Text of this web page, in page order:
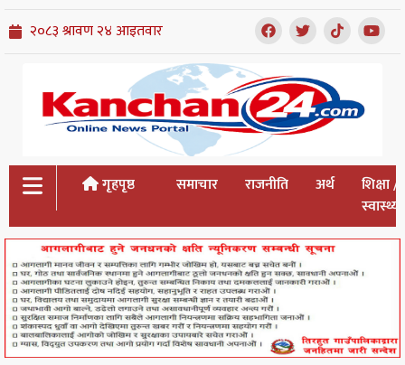
गृहपृष्ठ समाचार राजनीति अर्थ
शिक्षा /
स्वास्थ्य